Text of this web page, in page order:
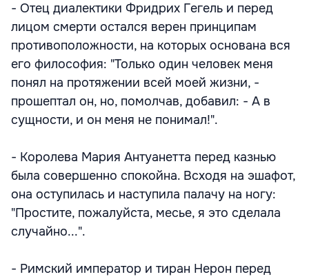
- Отец диалектики Фридрих Гегель и перед
лицом смерти остался верен принципам
противоположности, на которых основана вся
его философия: "Только один человек меня
понял на протяжении всей моей жизни, -
прошептал он, но, помолчав, добавил: - А в
сущности, и он меня не понимал!".
- Королева Мария Антуанетта перед казнью
была совершенно спокойна. Всходя на эшафот,
она оступилась и наступила палачу на ногу:
"Простите, пожалуйста, месье, я это сделала
случайно...".
- Римский император и тиран Нерон перед